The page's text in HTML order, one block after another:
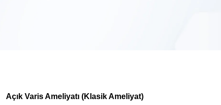
Açık Varis Ameliyatı (Klasik Ameliyat)